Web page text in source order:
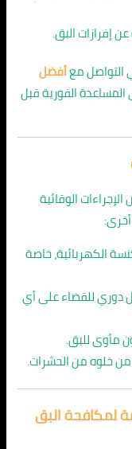
إفرازات البق.
التواصل معأفضل
الفورية قبل
الوقائية
الكهربائية، خاصة
دوري للقضاء على أي
مأوى للبق.
من خلوه من الحشرات.
لمكافحة البق